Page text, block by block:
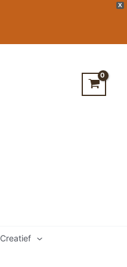
X
Creatief